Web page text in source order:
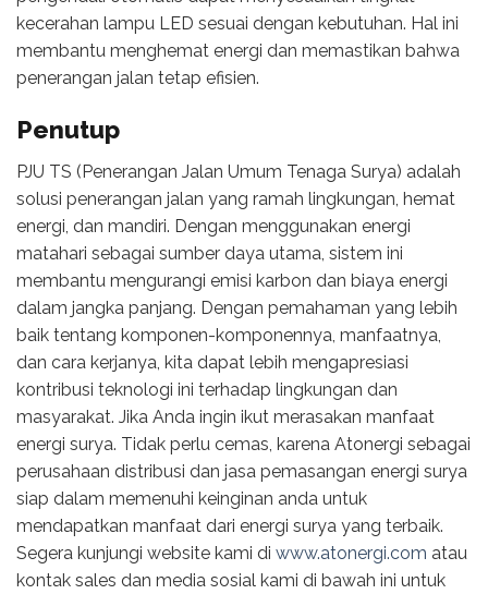
kecerahan lampu LED sesuai dengan kebutuhan. Hal ini
membantu menghemat energi dan memastikan bahwa
penerangan jalan tetap efisien.
Penutup
PJU TS (Penerangan Jalan Umum Tenaga Surya) adalah
solusi penerangan jalan yang ramah lingkungan, hemat
energi, dan mandiri. Dengan menggunakan energi
matahari sebagai sumber daya utama, sistem ini
membantu mengurangi emisi karbon dan biaya energi
dalam jangka panjang. Dengan pemahaman yang lebih
baik tentang komponen-komponennya, manfaatnya,
dan cara kerjanya, kita dapat lebih mengapresiasi
kontribusi teknologi ini terhadap lingkungan dan
masyarakat. Jika Anda ingin ikut merasakan manfaat
energi surya. Tidak perlu cemas, karena Atonergi sebagai
perusahaan distribusi dan jasa pemasangan energi surya
siap dalam memenuhi keinginan anda untuk
mendapatkan manfaat dari energi surya yang terbaik.
Segera kunjungi website kami di www.atonergi.com atau
kontak sales dan media sosial kami di bawah ini untuk